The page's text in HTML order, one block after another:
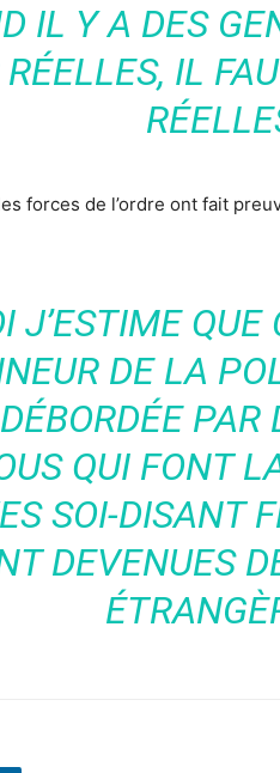
IL Y A DES
IL
forces de l’ordre ont fait
J’ESTIME QUE
DE LA
QUI FONT
SOI-DISANT
DEVENUES